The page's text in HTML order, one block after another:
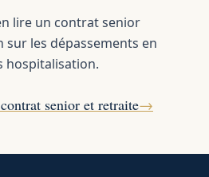
lire un contrat senior
sur les dépassements en
hospitalisation.
senior et retraite→